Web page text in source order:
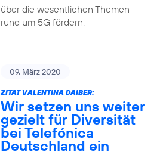
über die wesentlichen Themen
rund um 5G fördern.
09. März 2020
ZITAT VALENTINA DAIBER:
Wir setzen uns weiter
gezielt für Diversität
bei Telefónica
Deutschland ein